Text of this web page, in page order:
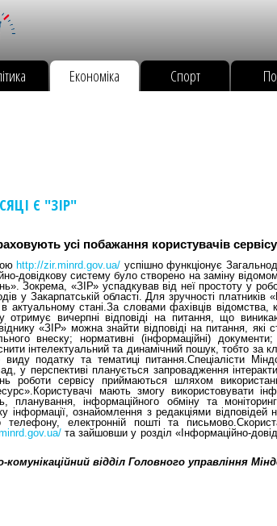
Економіка Спорт
Є "ЗІР"
усі побажання користувачів сервісу
http://zir.minrd.gov.ua/ успішно функціонує
довідкову систему було створено на заміну
Зокрема, «ЗІР» успадкував від неї простоту у
у Закарпатській області. Для зручності
актуальному стані.За словами фахівців відомства,
отримує вичерпні відповіді на питання, що
«ЗІР» можна знайти відповіді на питання, які
внеску; нормативні (інформаційні)
інтелектуальний та динамічний пошук, тобто за
податку та тематиці питання.Спеціалісти
у перспективі планується запровадження
роботи сервісу приймаються шляхом
мають змогу використовувати
планування, інформаційного обміну та
інформації, ознайомлення з редакціями
телефону, електронній пошті та
та зайшовши у розділ «Інформаційно-
комунікаційний відділ Головного управління